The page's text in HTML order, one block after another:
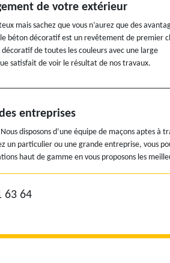
de votre extérieur
mais sachez que vous n’aurez que des
béton décoratif est un revêtement de premier
de toutes les couleurs avec une large
satisfait de voir le résultat de nos travaux.
entreprises
disposons d’une équipe de maçons aptes
particulier ou une grande entreprise, vous
haut de gamme en vous proposons les
63 64